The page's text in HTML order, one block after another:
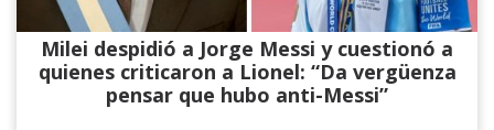
Milei despidió a Jorge Messi y cuestionó a
quienes criticaron a Lionel: “Da vergüenza
pensar que hubo anti-Messi”